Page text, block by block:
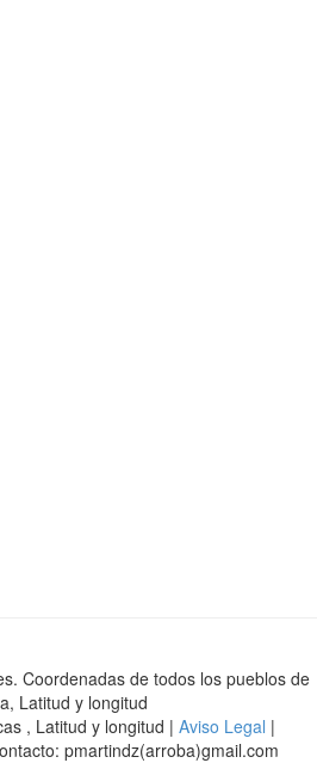
Coordenadas de todos los pueblos de
Latitud y longitud
, Latitud y longitud | Aviso Legal |
pmartindz(arroba)gmail.com